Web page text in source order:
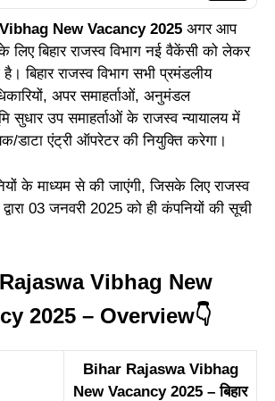
New Vacancy 2025 अगर आप
लिए बिहार राजस्व विभाग नई वैकेंसी को लेकर
बिहार राजस्व विभाग सभी प्रमंडलीय
अपर समाहर्ताओं, अनुमंडल
सुधार उप समाहर्ताओं के राजस्व न्यायालय में
डाटा एंट्री ऑपरेटर की नियुक्ति करेगा।
के माध्यम से की जाएंगी, जिसके लिए राजस्व
द्वारा 03 जनवरी 2025 को ही कंपनियों की सूची
Vibhag New
2025 – Overview👇
Bihar Rajaswa Vibhag
New Vacancy 2025 – बिहार